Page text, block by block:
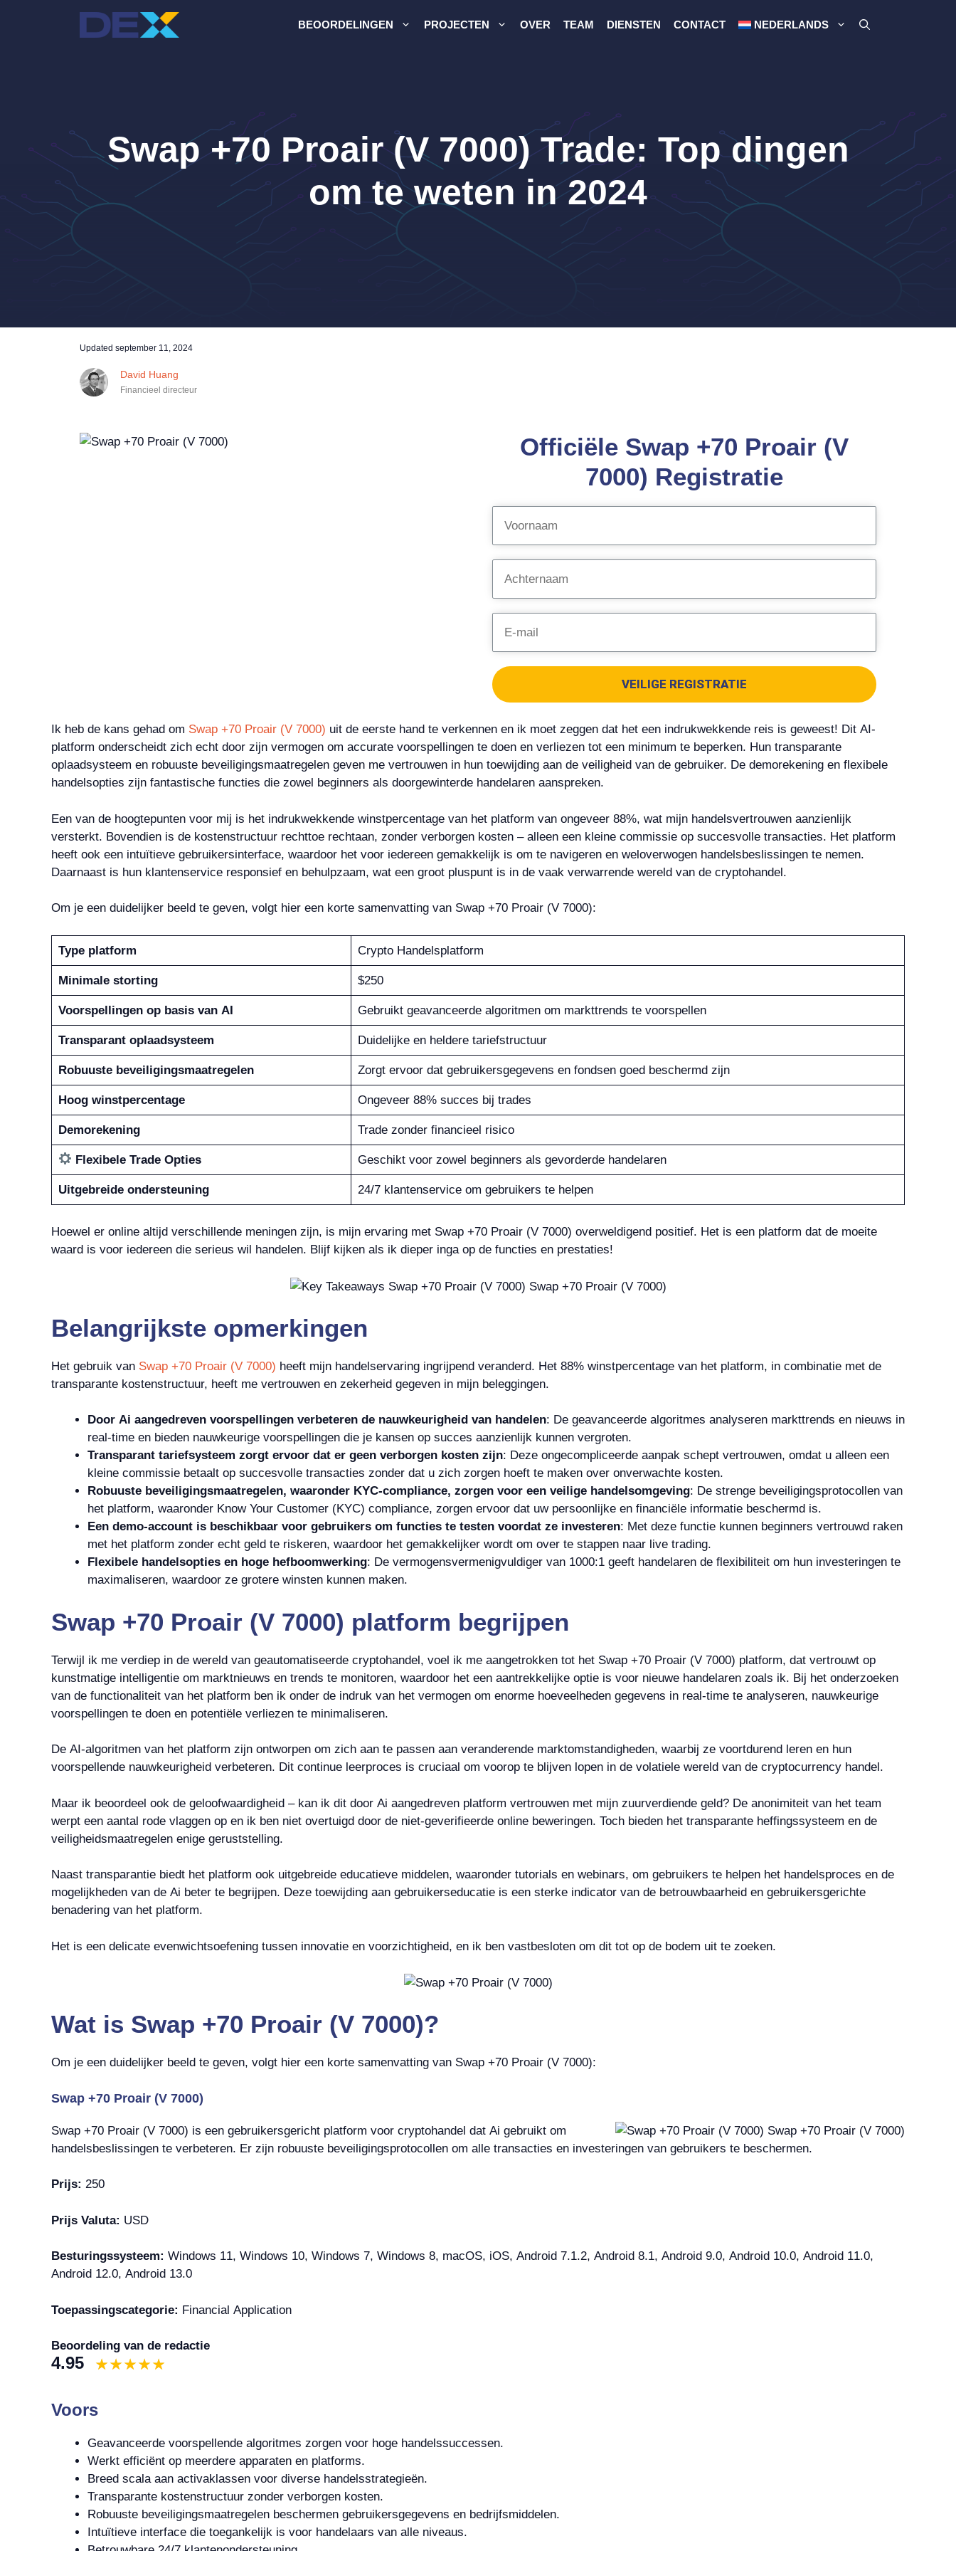
BEOORDELINGEN PROJECTEN OVER TEAM DIENSTEN CONTACT NEDERLANDS
Swap +70 Proair (V 7000) Trade: Top dingen
om te weten in 2024
Updated september 11, 2024
David Huang
Financieel directeur
Officiële Swap +70 Proair (V
7000) Registratie
VEILIGE REGISTRATIE
Ik heb de kans gehad om Swap +70 Proair (V 7000) uit de eerste hand te verkennen en ik moet zeggen dat het een indrukwekkende reis is geweest! Dit AI-
platform onderscheidt zich echt door zijn vermogen om accurate voorspellingen te doen en verliezen tot een minimum te beperken. Hun transparante
oplaadsysteem en robuuste beveiligingsmaatregelen geven me vertrouwen in hun toewijding aan de veiligheid van de gebruiker. De demorekening en flexibele
handelsopties zijn fantastische functies die zowel beginners als doorgewinterde handelaren aanspreken.
Een van de hoogtepunten voor mij is het indrukwekkende winstpercentage van het platform van ongeveer 88%, wat mijn handelsvertrouwen aanzienlijk
versterkt. Bovendien is de kostenstructuur rechttoe rechtaan, zonder verborgen kosten – alleen een kleine commissie op succesvolle transacties. Het platform
heeft ook een intuïtieve gebruikersinterface, waardoor het voor iedereen gemakkelijk is om te navigeren en weloverwogen handelsbeslissingen te nemen.
Daarnaast is hun klantenservice responsief en behulpzaam, wat een groot pluspunt is in de vaak verwarrende wereld van de cryptohandel.
Om je een duidelijker beeld te geven, volgt hier een korte samenvatting van Swap +70 Proair (V 7000):
Type platform Crypto Handelsplatform
Minimale storting $250
Voorspellingen op basis van AI Gebruikt geavanceerde algoritmen om markttrends te voorspellen
Transparant oplaadsysteem Duidelijke en heldere tariefstructuur
Robuuste beveiligingsmaatregelen Zorgt ervoor dat gebruikersgegevens en fondsen goed beschermd zijn
Hoog winstpercentage Ongeveer 88% succes bij trades
Demorekening Trade zonder financieel risico
Flexibele Trade Opties Geschikt voor zowel beginners als gevorderde handelaren
Uitgebreide ondersteuning 24/7 klantenservice om gebruikers te helpen
Hoewel er online altijd verschillende meningen zijn, is mijn ervaring met Swap +70 Proair (V 7000) overweldigend positief. Het is een platform dat de moeite
waard is voor iedereen die serieus wil handelen. Blijf kijken als ik dieper inga op de functies en prestaties!
Belangrijkste opmerkingen
Het gebruik van Swap +70 Proair (V 7000) heeft mijn handelservaring ingrijpend veranderd. Het 88% winstpercentage van het platform, in combinatie met de
transparante kostenstructuur, heeft me vertrouwen en zekerheid gegeven in mijn beleggingen.
Door Ai aangedreven voorspellingen verbeteren de nauwkeurigheid van handelen: De geavanceerde algoritmes analyseren markttrends en nieuws in
real-time en bieden nauwkeurige voorspellingen die je kansen op succes aanzienlijk kunnen vergroten.
Transparant tariefsysteem zorgt ervoor dat er geen verborgen kosten zijn: Deze ongecompliceerde aanpak schept vertrouwen, omdat u alleen een
kleine commissie betaalt op succesvolle transacties zonder dat u zich zorgen hoeft te maken over onverwachte kosten.
Robuuste beveiligingsmaatregelen, waaronder KYC-compliance, zorgen voor een veilige handelsomgeving: De strenge beveiligingsprotocollen van
het platform, waaronder Know Your Customer (KYC) compliance, zorgen ervoor dat uw persoonlijke en financiële informatie beschermd is.
Een demo-account is beschikbaar voor gebruikers om functies te testen voordat ze investeren: Met deze functie kunnen beginners vertrouwd raken
met het platform zonder echt geld te riskeren, waardoor het gemakkelijker wordt om over te stappen naar live trading.
Flexibele handelsopties en hoge hefboomwerking: De vermogensvermenigvuldiger van 1000:1 geeft handelaren de flexibiliteit om hun investeringen te
maximaliseren, waardoor ze grotere winsten kunnen maken.
Swap +70 Proair (V 7000) platform begrijpen
Terwijl ik me verdiep in de wereld van geautomatiseerde cryptohandel, voel ik me aangetrokken tot het Swap +70 Proair (V 7000) platform, dat vertrouwt op
kunstmatige intelligentie om marktnieuws en trends te monitoren, waardoor het een aantrekkelijke optie is voor nieuwe handelaren zoals ik. Bij het onderzoeken
van de functionaliteit van het platform ben ik onder de indruk van het vermogen om enorme hoeveelheden gegevens in real-time te analyseren, nauwkeurige
voorspellingen te doen en potentiële verliezen te minimaliseren.
De AI-algoritmen van het platform zijn ontworpen om zich aan te passen aan veranderende marktomstandigheden, waarbij ze voortdurend leren en hun
voorspellende nauwkeurigheid verbeteren. Dit continue leerproces is cruciaal om voorop te blijven lopen in de volatiele wereld van de cryptocurrency handel.
Maar ik beoordeel ook de geloofwaardigheid – kan ik dit door Ai aangedreven platform vertrouwen met mijn zuurverdiende geld? De anonimiteit van het team
werpt een aantal rode vlaggen op en ik ben niet overtuigd door de niet-geverifieerde online beweringen. Toch bieden het transparante heffingssysteem en de
veiligheidsmaatregelen enige geruststelling.
Naast transparantie biedt het platform ook uitgebreide educatieve middelen, waaronder tutorials en webinars, om gebruikers te helpen het handelsproces en de
mogelijkheden van de Ai beter te begrijpen. Deze toewijding aan gebruikerseducatie is een sterke indicator van de betrouwbaarheid en gebruikersgerichte
benadering van het platform.
Het is een delicate evenwichtsoefening tussen innovatie en voorzichtigheid, en ik ben vastbesloten om dit tot op de bodem uit te zoeken.
Wat is Swap +70 Proair (V 7000)?
Om je een duidelijker beeld te geven, volgt hier een korte samenvatting van Swap +70 Proair (V 7000):
Swap +70 Proair (V 7000)
Swap +70 Proair (V 7000) is een gebruikersgericht platform voor cryptohandel dat Ai gebruikt om
handelsbeslissingen te verbeteren. Er zijn robuuste beveiligingsprotocollen om alle transacties en investeringen van gebruikers te beschermen.
Prijs: 250
Prijs Valuta: USD
Besturingssysteem: Windows 11, Windows 10, Windows 7, Windows 8, macOS, iOS, Android 7.1.2, Android 8.1, Android 9.0, Android 10.0, Android 11.0,
Android 12.0, Android 13.0
Toepassingscategorie: Financial Application
Beoordeling van de redactie
4.95
Voors
Geavanceerde voorspellende algoritmes zorgen voor hoge handelssuccessen.
Werkt efficiënt op meerdere apparaten en platforms.
Breed scala aan activaklassen voor diverse handelsstrategieën.
Transparante kostenstructuur zonder verborgen kosten.
Robuuste beveiligingsmaatregelen beschermen gebruikersgegevens en bedrijfsmiddelen.
Intuïtieve interface die toegankelijk is voor handelaars van alle niveaus.